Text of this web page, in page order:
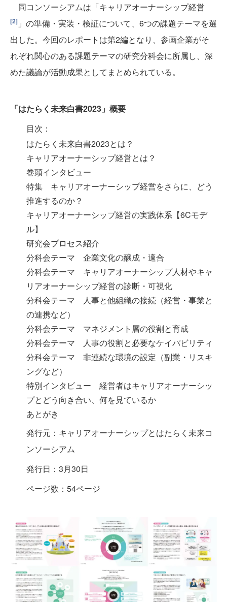
同コンソーシアムは「キャリアオーナーシップ経営
[2] 」の準備・実装・検証について、6つの課題テーマを選
出した。今回のレポートは第2編となり、参画企業がそ
れぞれ関心のある課題テーマの研究分科会に所属し、深
めた議論が活動成果としてまとめられている。
「はたらく未来白書2023」概要
目次：
はたらく未来白書2023とは？
キャリアオーナーシップ経営とは？
巻頭インタビュー
特集 キャリアオーナーシップ経営をさらに、どう
推進するのか？
キャリアオーナーシップ経営の実践体系【6Cモデ
ル】
研究会プロセス紹介
分科会テーマ 企業文化の醸成・適合
分科会テーマ キャリアオーナーシップ人材やキャ
リアオーナーシップ経営の診断・可視化
分科会テーマ 人事と他組織の接続（経営・事業と
の連携など）
分科会テーマ マネジメント層の役割と育成
分科会テーマ 人事の役割と必要なケイパビリティ
分科会テーマ 非連続な環境の設定（副業・リスキ
ングなど）
特別インタビュー 経営者はキャリアオーナーシッ
プとどう向き合い、何を見ているか
あとがき
発行元：キャリアオーナーシップとはたらく未来コ
ンソーシアム
発行日：3月30日
ページ数：54ページ